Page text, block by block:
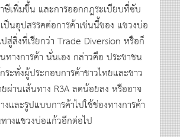
ษีเพิ่มขึ้น และการออกกฎระเบียบที่ซับ
นอุปสรรคต่อการค้าเช่นนี้ของ แขวงบ่อ
สู่สิ่งที่เรียกว่า Trade Diversion หรือก็
ทางการค้า นั่นเอง กล่าวคือ ประชาชน
ะทั่งผู้ประกอบการค้าชาวไทยและชาว
ผ่านเส้นทาง R3A ลดน้อยลง หรืออาจ
และรูปแบบการค้าไปใช้ช่องทางการค้า
างแขวงบ่อแก้วอีกต่อไป